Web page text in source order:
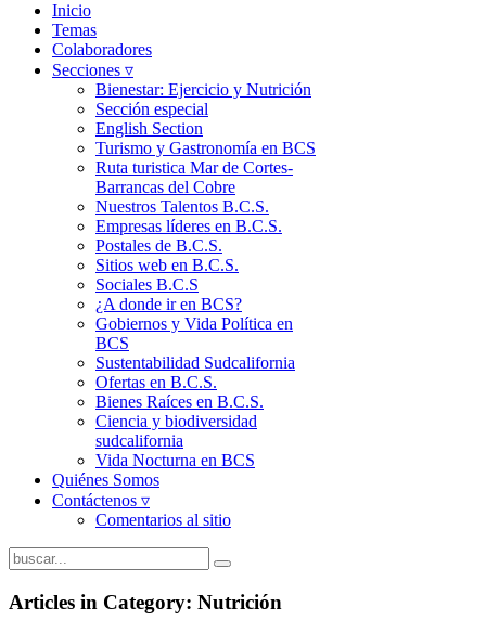
Inicio
Temas
Colaboradores
Secciones ▿
Bienestar: Ejercicio y Nutrición
Sección especial
English Section
Turismo y Gastronomía en BCS
Ruta turistica Mar de Cortes-
Barrancas del Cobre
Nuestros Talentos B.C.S.
Empresas líderes en B.C.S.
Postales de B.C.S.
Sitios web en B.C.S.
Sociales B.C.S
¿A donde ir en BCS?
Gobiernos y Vida Política en
BCS
Sustentabilidad Sudcalifornia
Ofertas en B.C.S.
Bienes Raíces en B.C.S.
Ciencia y biodiversidad
sudcalifornia
Vida Nocturna en BCS
Quiénes Somos
Contáctenos ▿
Comentarios al sitio
Articles in Category: Nutrición